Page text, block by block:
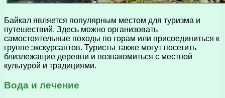
Байкал является популярным местом для туризма и
путешествий. Здесь можно организовать
самостоятельные походы по горам или присоединиться к
группе экскурсантов. Туристы также могут посетить
близлежащие деревни и познакомиться с местной
культурой и традициями.
Вода и лечение